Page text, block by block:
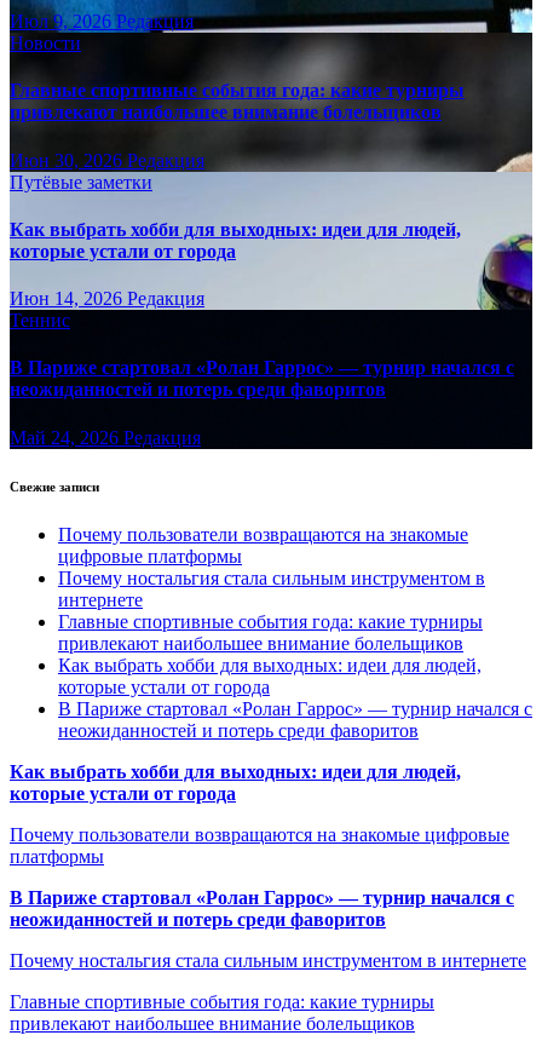
Июл 9, 2026 Редакция
Новости
Главные спортивные события года: какие турниры
привлекают наибольшее внимание болельщиков
Июн 30, 2026 Редакция
Путёвые заметки
Как выбрать хобби для выходных: идеи для людей,
которые устали от города
Июн 14, 2026 Редакция
Теннис
В Париже стартовал «Ролан Гаррос» — турнир начался с
неожиданностей и потерь среди фаворитов
Май 24, 2026 Редакция
Свежие записи
Почему пользователи возвращаются на знакомые
цифровые платформы
Почему ностальгия стала сильным инструментом в
интернете
Главные спортивные события года: какие турниры
привлекают наибольшее внимание болельщиков
Как выбрать хобби для выходных: идеи для людей,
которые устали от города
В Париже стартовал «Ролан Гаррос» — турнир начался с
неожиданностей и потерь среди фаворитов
Как выбрать хобби для выходных: идеи для людей,
которые устали от города
Почему пользователи возвращаются на знакомые цифровые
платформы
В Париже стартовал «Ролан Гаррос» — турнир начался с
неожиданностей и потерь среди фаворитов
Почему ностальгия стала сильным инструментом в интернете
Главные спортивные события года: какие турниры
привлекают наибольшее внимание болельщиков